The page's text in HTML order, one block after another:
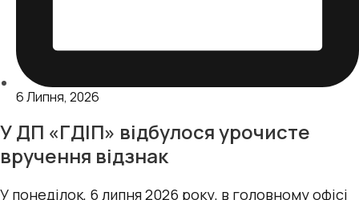
6 Липня, 2026
У ДП «ГДІП» відбулося урочисте
вручення відзнак
У понеділок, 6 липня 2026 року, в головному офісі